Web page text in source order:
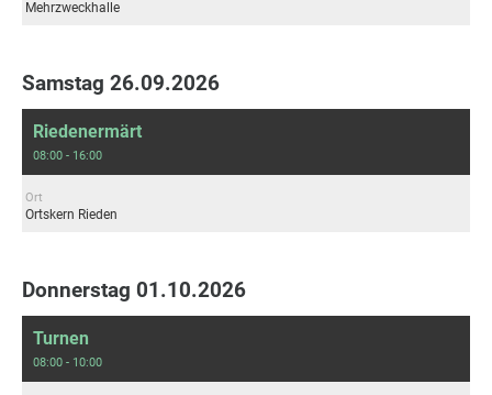
Mehrzweckhalle
Samstag 26.09.2026
Riedenermärt
08:00 - 16:00
Ort
Ortskern Rieden
Donnerstag 01.10.2026
Turnen
08:00 - 10:00